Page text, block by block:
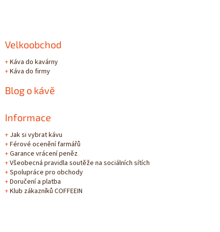
Velkoobchod
+Káva do kavárny
+Káva do firmy
Blog o kávě
Informace
+ Jak si vybrat kávu
+Férové ocenění farmářů
+Garance vrácení peněz
+Všeobecná pravidla soutěže na sociálních sítích
+Spolupráce pro obchody
+Doručení a platba
+Klub zákazníků COFFEEIN